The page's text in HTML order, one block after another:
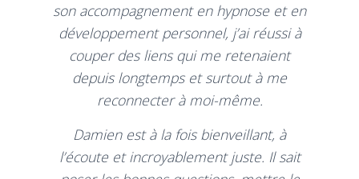
son accompagnement en hypnose et en
développement personnel, j’ai réussi à
couper des liens qui me retenaient
depuis longtemps et surtout à me
reconnecter à moi-même.
Damien est à la fois bienveillant, à
l’écoute et incroyablement juste. Il sait